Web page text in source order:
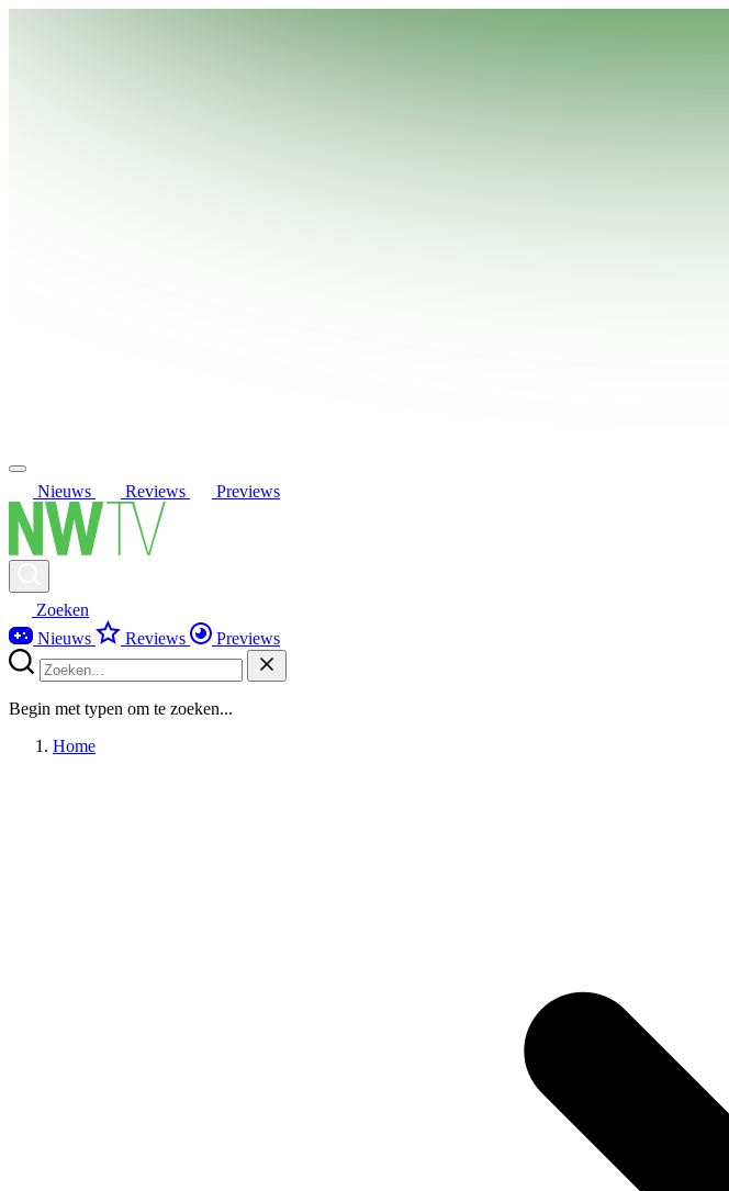
Nieuws Reviews Previews
Zoeken
Nieuws
Reviews Previews
Begin met typen om te zoeken...
Home